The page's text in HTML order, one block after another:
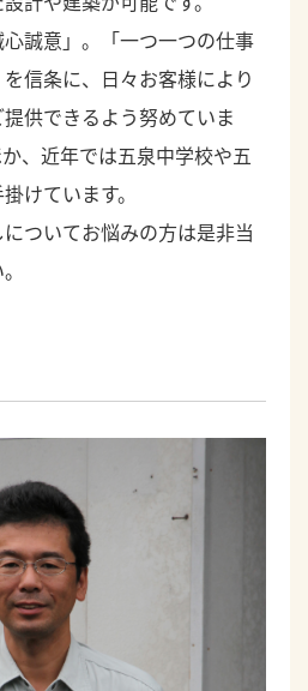
誠意」。「一つ一つの仕事
信条に、日々お客様により
供できるよう努めていま
、近年では五泉中学校や五
けています。
ついてお悩みの方は是非当